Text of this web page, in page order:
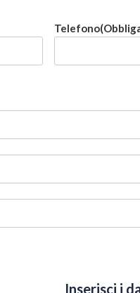
Telefono
Inserisci i